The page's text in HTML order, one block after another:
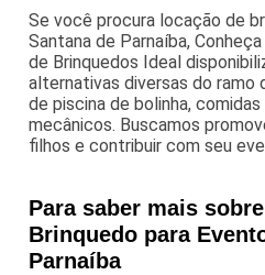
Se você procura locação de
Santana de Parnaíba,
de Brinquedos Ideal
alternativas diversas do ramo
de piscina de bolinha,
mecânicos. Buscamos
filhos e contribuir com seu
Para saber mais
Brinquedo para
Parnaíba